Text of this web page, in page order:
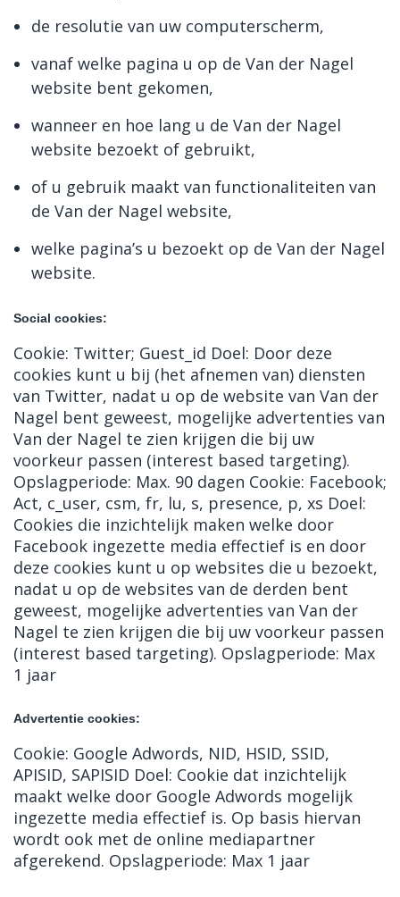
de resolutie van uw computerscherm,
vanaf welke pagina u op de Van der Nagel
website bent gekomen,
wanneer en hoe lang u de Van der Nagel
website bezoekt of gebruikt,
of u gebruik maakt van functionaliteiten van
de Van der Nagel website,
welke pagina’s u bezoekt op de Van der Nagel
website.
Social cookies:
Cookie: Twitter; Guest_id Doel: Door deze
cookies kunt u bij (het afnemen van) diensten
van Twitter, nadat u op de website van Van der
Nagel bent geweest, mogelijke advertenties van
Van der Nagel te zien krijgen die bij uw
voorkeur passen (interest based targeting).
Opslagperiode: Max. 90 dagen Cookie: Facebook;
Act, c_user, csm, fr, lu, s, presence, p, xs Doel:
Cookies die inzichtelijk maken welke door
Facebook ingezette media effectief is en door
deze cookies kunt u op websites die u bezoekt,
nadat u op de websites van de derden bent
geweest, mogelijke advertenties van Van der
Nagel te zien krijgen die bij uw voorkeur passen
(interest based targeting). Opslagperiode: Max
1 jaar
Advertentie cookies:
Cookie: Google Adwords, NID, HSID, SSID,
APISID, SAPISID Doel: Cookie dat inzichtelijk
maakt welke door Google Adwords mogelijk
ingezette media effectief is. Op basis hiervan
wordt ook met de online mediapartner
afgerekend. Opslagperiode: Max 1 jaar